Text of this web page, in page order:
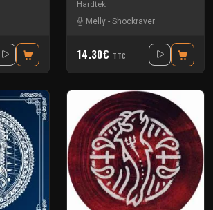
Hardtek
Melly - Shockraver
14.30€ TTC